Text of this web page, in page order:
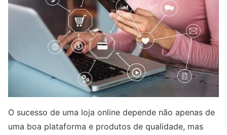
O sucesso de uma loja online depende não apenas de
uma boa plataforma e produtos de qualidade, mas